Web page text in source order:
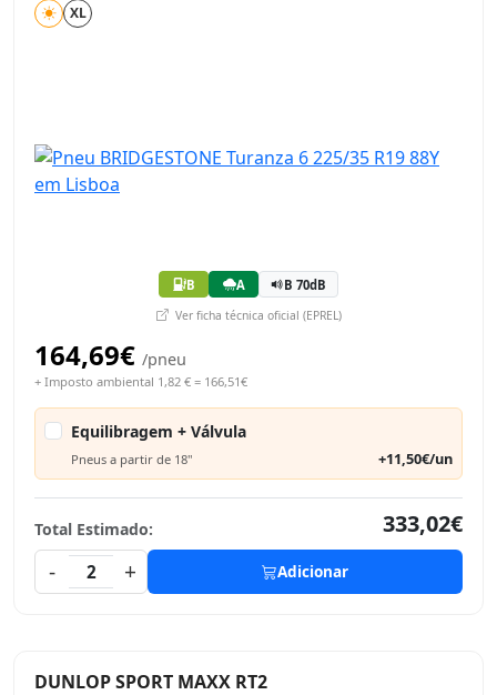
XL
B A B 70dB
Ver ficha técnica oficial (EPREL)
164,69€ /pneu
+ Imposto ambiental 1,82 € = 166,51€
Equilibragem + Válvula
Pneus a partir de 18" +11,50€/un
Total Estimado:
333,02€
-
2 + Adicionar
DUNLOP SPORT MAXX RT2